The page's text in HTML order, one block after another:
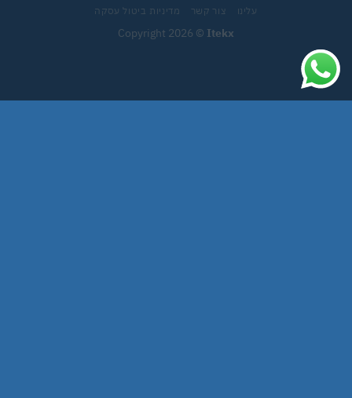
עלינו צור קשר מדיניות ביטול עסקה
Copyright 2026 © Itekx